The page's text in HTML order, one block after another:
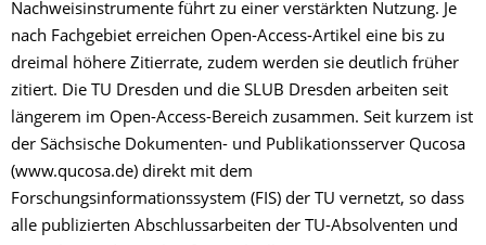
Nachweisinstrumente führt zu einer verstärkten Nutzung. Je
nach Fachgebiet erreichen Open-Access-Artikel eine bis zu
dreimal höhere Zitierrate, zudem werden sie deutlich früher
zitiert. Die TU Dresden und die SLUB Dresden arbeiten seit
längerem im Open-Access-Bereich zusammen. Seit kurzem ist
der Sächsische Dokumenten- und Publikationsserver Qucosa
(www.qucosa.de) direkt mit dem
Forschungsinformationssystem (FIS) der TU vernetzt, so dass
alle publizierten Abschlussarbeiten der TU-Absolventen und